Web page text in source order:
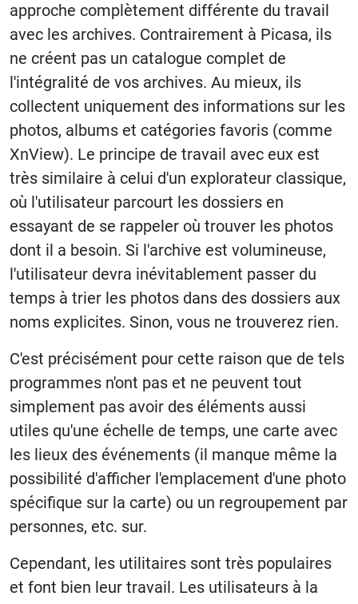
approche complètement différente du travail
avec les archives. Contrairement à Picasa, ils
ne créent pas un catalogue complet de
l'intégralité de vos archives. Au mieux, ils
collectent uniquement des informations sur les
photos, albums et catégories favoris (comme
XnView). Le principe de travail avec eux est
très similaire à celui d'un explorateur classique,
où l'utilisateur parcourt les dossiers en
essayant de se rappeler où trouver les photos
dont il a besoin. Si l'archive est volumineuse,
l'utilisateur devra inévitablement passer du
temps à trier les photos dans des dossiers aux
noms explicites. Sinon, vous ne trouverez rien.
C'est précisément pour cette raison que de tels
programmes n'ont pas et ne peuvent tout
simplement pas avoir des éléments aussi
utiles qu'une échelle de temps, une carte avec
les lieux des événements (il manque même la
possibilité d'afficher l'emplacement d'une photo
spécifique sur la carte) ou un regroupement par
personnes, etc. sur.
Cependant, les utilitaires sont très populaires
et font bien leur travail. Les utilisateurs à la